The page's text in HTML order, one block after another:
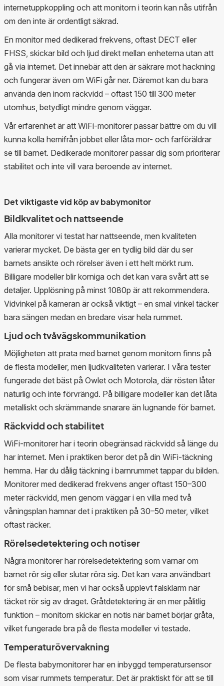
internetuppkoppling och att monitorn i teorin kan nås utifrån
om den inte är ordentligt säkrad.
En monitor med dedikerad frekvens, oftast DECT eller
FHSS, skickar bild och ljud direkt mellan enheterna utan att
gå via internet. Det innebär att den är säkrare mot hackning
och fungerar även om WiFi går ner. Däremot kan du bara
använda den inom räckvidd – oftast 150 till 300 meter
utomhus, betydligt mindre genom väggar.
Vår erfarenhet är att WiFi-monitorer passar bättre om du vill
kunna kolla hemifrån jobbet eller låta mor- och farföräldrar
se till barnet. Dedikerade monitorer passar dig som prioriterar
stabilitet och inte vill vara beroende av internet.
Det viktigaste vid köp av babymonitor
Bildkvalitet och nattseende
Alla monitorer vi testat har nattseende, men kvaliteten
varierar mycket. De bästa ger en tydlig bild där du ser
barnets ansikte och rörelser även i ett helt mörkt rum.
Billigare modeller blir korniga och det kan vara svårt att se
detaljer. Upplösning på minst 1080p är att rekommendera.
Vidvinkel på kameran är också viktigt – en smal vinkel täcker
bara sängen medan en bredare visar hela rummet.
Ljud och tvåvägskommunikation
Möjligheten att prata med barnet genom monitorn finns på
de flesta modeller, men ljudkvaliteten varierar. I våra tester
fungerade det bäst på Owlet och Motorola, där rösten låter
naturlig och inte förvrängd. På billigare modeller kan det låta
metalliskt och skrämmande snarare än lugnande för barnet.
Räckvidd och stabilitet
WiFi-monitorer har i teorin obegränsad räckvidd så länge du
har internet. Men i praktiken beror det på din WiFi-täckning
hemma. Har du dålig täckning i barnrummet tappar du bilden.
Monitorer med dedikerad frekvens anger oftast 150–300
meter räckvidd, men genom väggar i en villa med två
våningsplan hamnar det i praktiken på 30–50 meter, vilket
oftast räcker.
Rörelsedetektering och notiser
Några monitorer har rörelsedetektering som varnar om
barnet rör sig eller slutar röra sig. Det kan vara användbart
för små bebisar, men vi har också upplevt falsklarm när
täcket rör sig av draget. Gråtdetektering är en mer pålitlig
funktion – monitorn skickar en notis när barnet börjar gråta,
vilket fungerade bra på de flesta modeller vi testade.
Temperaturövervakning
De flesta babymonitorer har en inbyggd temperatursensor
som visar rummets temperatur. Det är praktiskt för att se till